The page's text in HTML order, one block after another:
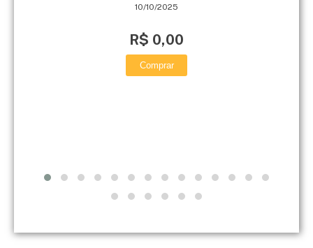
10/10/2025
R$ 0,00
Comprar